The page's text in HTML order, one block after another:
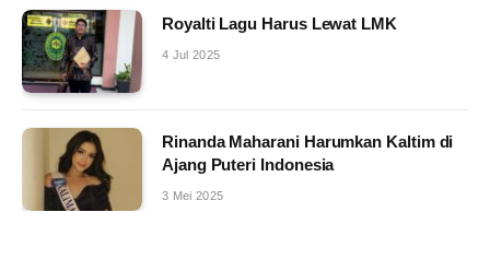
Royalti Lagu Harus Lewat LMK
4 Jul 2025
Rinanda Maharani Harumkan Kaltim di
Ajang Puteri Indonesia
3 Mei 2025